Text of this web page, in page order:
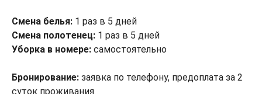
Смена белья: 1 раз в 5 дней
Смена полотенец: 1 раз в 5 дней
Уборка в номере: самостоятельно
Бронирование: заявка по телефону, предоплата за 2
суток проживания.